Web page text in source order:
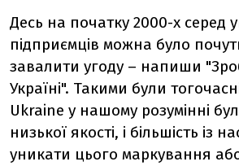
Десь на початку 2000-х серед
підприємців можна було
завалити угоду – напиши
Україні". Такими були
Ukraine у нашому розумінні
низької якості, і більшість із
уникати цього маркування